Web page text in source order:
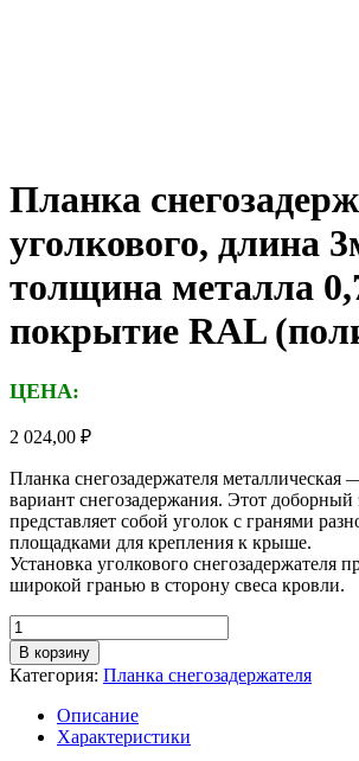
Планка
уголкового, длина
толщина металла
покрытие RAL
ЦЕНА:
2 024,00 ₽
Планка снегозадержателя
вариант снегозадержания. Этот доборный
представляет собой уголок с гранями
площадками для крепления к крыше.
Установка уголкового снегозадержателя
широкой гранью в сторону свеса кровли.
Количество
товара
Планка
снегозадержателя
уголкового,
длина
В корзину
Категория: Планка снегозадержателя
Описание
Характеристики